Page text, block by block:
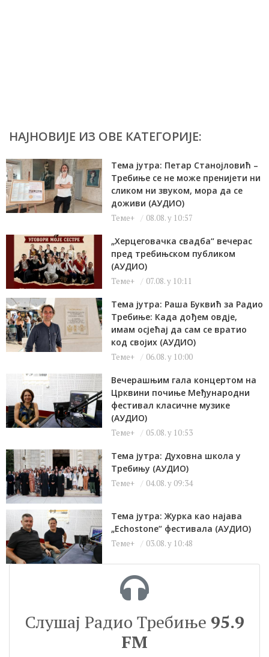
НАЈНОВИЈЕ ИЗ ОВЕ КАТЕГОРИЈЕ:
Тема јутра: Петар Станојловић –
Требиње се не може пренијети ни
сликом ни звуком, мора да се
доживи (АУДИО)
Теме+ 08.08. у 10:57
„Херцеговачка свадба“ вечерас
пред требињском публиком
(АУДИО)
Теме+ 07.08. у 10:11
Тема јутра: Раша Буквић за Радио
Требиње: Када дођем овдје,
имам осјећај да сам се вратио
код својих (АУДИО)
Теме+ 06.08. у 10:00
Вечерашњим гала концертом на
Црквини почиње Међународни
фестивал класичне музике
(АУДИО)
Теме+ 05.08. у 10:53
Тема јутра: Духовна школа у
Требињу (АУДИО)
Теме+ 04.08. у 09:34
Тема јутра: Журка као најава
„Echostone“ фестивала (АУДИО)
Теме+ 03.08. у 10:48
Слушај Радио Требиње 95.9
FM